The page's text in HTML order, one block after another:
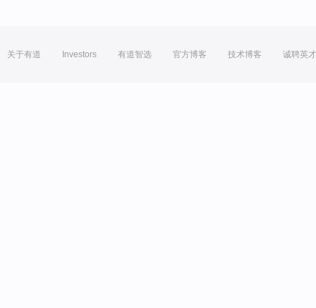
关于有道 Investors 有道智选 官方博客 技术博客 诚聘英才